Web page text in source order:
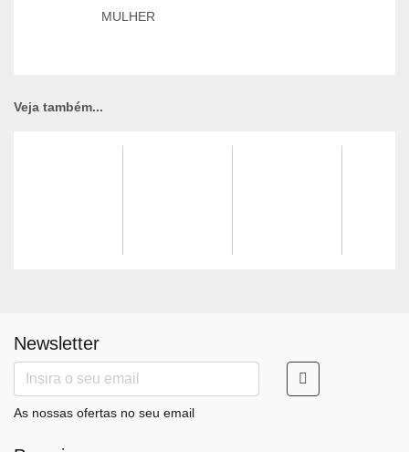
MULHER
Veja também...
Newsletter
As nossas ofertas no seu email